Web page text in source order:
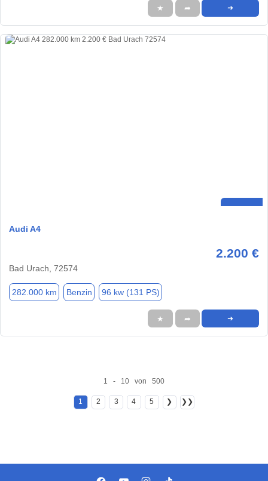
★ ➦ ➜
Audi A4
2.200 €
Bad Urach, 72574
282.000 km Benzin 96 kw (131 PS)
★ ➦ ➜
1 - 10 von 500
1 2 3 4 5 ❯ ❯❯